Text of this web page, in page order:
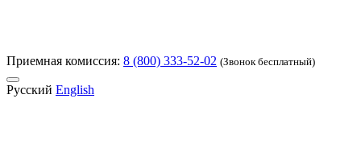
Приемная комиссия: 8 (800) 333-52-02 (Звонок бесплатный)
Русский English